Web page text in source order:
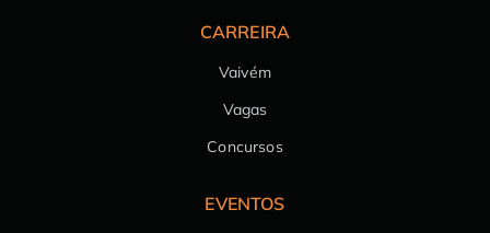
CARREIRA
Vaivém
Vagas
Concursos
EVENTOS